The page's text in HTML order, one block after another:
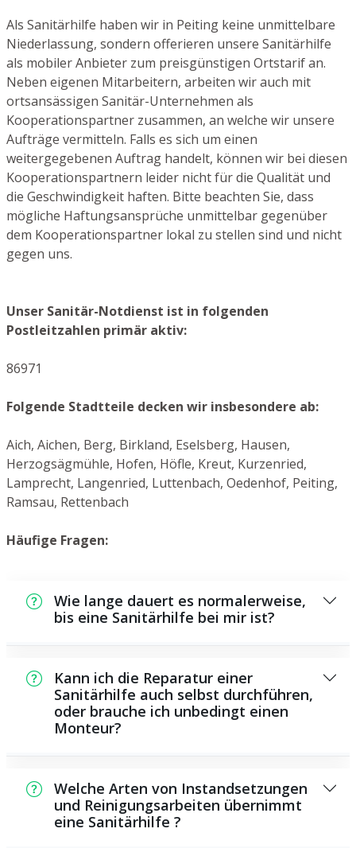
Als Sanitärhilfe haben wir in Peiting keine unmittelbare
Niederlassung, sondern offerieren unsere Sanitärhilfe
als mobiler Anbieter zum preisgünstigen Ortstarif an.
Neben eigenen Mitarbeitern, arbeiten wir auch mit
ortsansässigen Sanitär-Unternehmen als
Kooperationspartner zusammen, an welche wir unsere
Aufträge vermitteln. Falls es sich um einen
weitergegebenen Auftrag handelt, können wir bei diesen
Kooperationspartnern leider nicht für die Qualität und
die Geschwindigkeit haften. Bitte beachten Sie, dass
mögliche Haftungsansprüche unmittelbar gegenüber
dem Kooperationspartner lokal zu stellen sind und nicht
gegen uns.
Unser Sanitär-Notdienst ist in folgenden
Postleitzahlen primär aktiv:
86971
Folgende Stadtteile decken wir insbesondere ab:
Aich, Aichen, Berg, Birkland, Eselsberg, Hausen,
Herzogsägmühle, Hofen, Höfle, Kreut, Kurzenried,
Lamprecht, Langenried, Luttenbach, Oedenhof, Peiting,
Ramsau, Rettenbach
Häufige Fragen:
Wie lange dauert es normalerweise,
bis eine Sanitärhilfe bei mir ist?
Zeit an der Schadensstelle sein. Dies hängt
unter anderem von der Auftragslage zu
diesem Zeitpunkt ab sowie von der
Verkehrslage und der Entfernung zu Ihnen.
Kann ich die Reparatur einer
Sanitärhilfe auch selbst durchführen,
oder brauche ich unbedingt einen
Monteur?
Wartungsarbeiten, die Sie eigenständig
ausführen können, zum Beispiel die
Anwendung von Rohrreinigungsmitteln aus
Welche Arten von Instandsetzungen
und Reinigungsarbeiten übernimmt
eine Sanitärhilfe ?